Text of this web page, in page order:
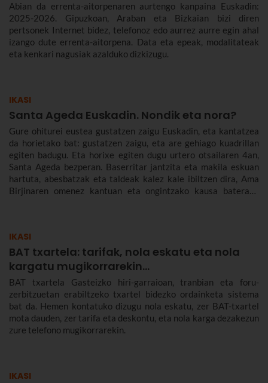
Abian da errenta-aitorpenaren aurtengo kanpaina Euskadin:
2025-2026. Gipuzkoan, Araban eta Bizkaian bizi diren
pertsonek Internet bidez, telefonoz edo aurrez aurre egin ahal
izango dute errenta-aitorpena. Data eta epeak, modalitateak
eta kenkari nagusiak azalduko dizkizugu.
IKASI
Santa Ageda Euskadin. Nondik eta nora?
Gure ohiturei eustea gustatzen zaigu Euskadin, eta kantatzea
da horietako bat: gustatzen zaigu, eta are gehiago kuadrillan
egiten badugu. Eta horixe egiten dugu urtero otsailaren 4an,
Santa Ageda bezperan. Baserritar jantzita eta makila eskuan
hartuta, abesbatzak eta taldeak kalez kale ibiltzen dira, Ama
Birjinaren omenez kantuan eta ongintzako kausa baterako
IKASI
BAT txartela: tarifak, nola eskatu eta nola
kargatu mugikorrarekin...
BAT txartela Gasteizko hiri-garraioan, tranbian eta foru-
zerbitzuetan erabiltzeko txartel bidezko ordainketa sistema
bat da. Hemen kontatuko dizugu nola eskatu, zer BAT-txartel
mota dauden, zer tarifa eta deskontu, eta nola karga dezakezun
zure telefono mugikorrarekin.
IKASI